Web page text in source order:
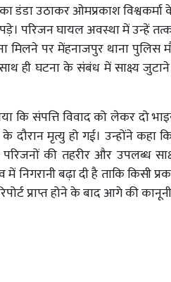
डंडा उठाकर ओमप्रकाश विश्वकर्मा
परिजन घायल अवस्था में उन्हें
मिलने पर मेंहनाजपुर थाना
ही घटना के संबंध में साक्ष्य
कि संपत्ति विवाद को लेकर दो
दौरान मृत्यु हो गई। उन्होंने कहा
परिजनों की तहरीर और उपलब्ध
निगरानी बढ़ा दी है ताकि किसी
प्राप्त होने के बाद आगे की